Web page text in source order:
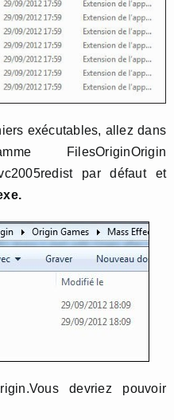
exécutables, allez dans
FilesOriginOrigin
par défaut et
devriez pouvoir